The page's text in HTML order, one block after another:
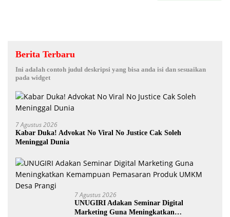
Berita Terbaru
Ini adalah contoh judul deskripsi yang bisa anda isi dan sesuaikan
pada widget
7 Agustus 2026
Kabar Duka! Advokat No Viral No Justice Cak Soleh
Meninggal Dunia
7 Agustus 2026
UNUGIRI Adakan Seminar Digital
Marketing Guna Meningkatkan